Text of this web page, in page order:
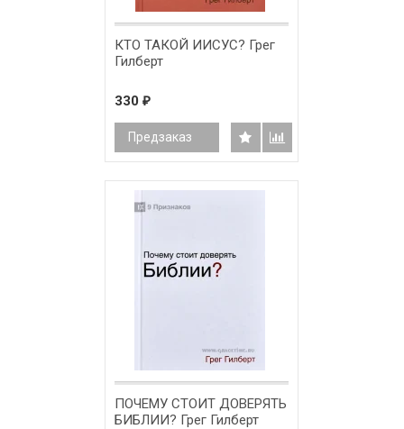
КТО ТАКОЙ ИИСУС? Грег
Гилберт
330 ₽
Предзаказ
ПОЧЕМУ СТОИТ ДОВЕРЯТЬ
БИБЛИИ? Грег Гилберт